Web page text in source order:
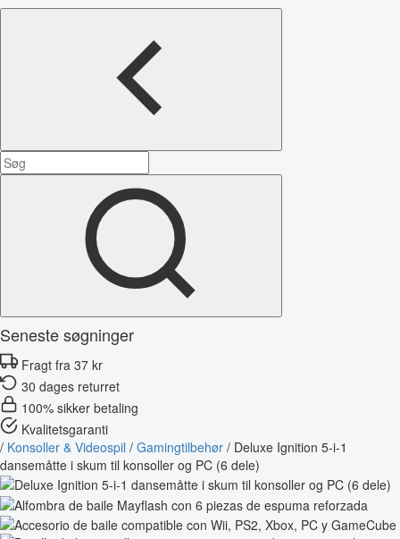
Seneste søgninger
Fragt fra 37 kr
30 dages returret
100% sikker betaling
Kvalitetsgaranti
/ Konsoller & Videospil / Gamingtilbehør / Deluxe Ignition 5-i-1
dansemåtte i skum til konsoller og PC (6 dele)